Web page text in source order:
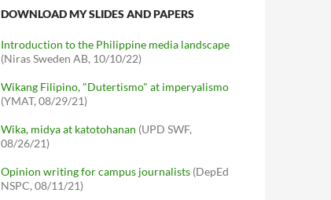
DOWNLOAD MY SLIDES AND PAPERS
Introduction to the Philippine media landscape
(Niras Sweden AB, 10/10/22)
Wikang Filipino, "Dutertismo" at imperyalismo
(YMAT, 08/29/21)
Wika, midya at katotohanan (UPD SWF,
08/26/21)
Opinion writing for campus journalists (DepEd
NSPC, 08/11/21)